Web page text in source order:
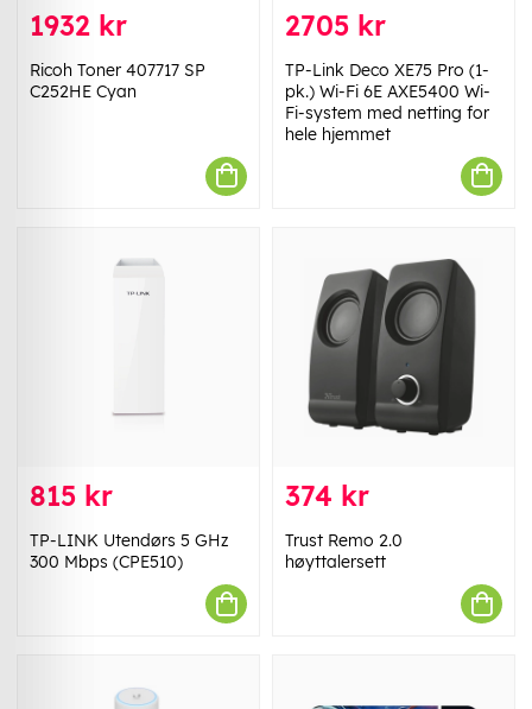
1932 kr
Ricoh Toner 407717 SP
C252HE Cyan
2705 kr
TP-Link Deco XE75 Pro (1-
pk.) Wi-Fi 6E AXE5400 Wi-
Fi-system med netting for
hele hjemmet
815 kr
TP-LINK Utendørs 5 GHz
300 Mbps (CPE510)
374 kr
Trust Remo 2.0
høyttalersett